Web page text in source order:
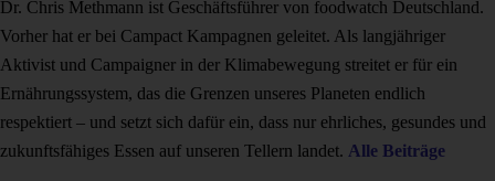
Dr. Chris Methmann ist Geschäftsführer von foodwatch Deutschland.
Vorher hat er bei Campact Kampagnen geleitet. Als langjähriger
Aktivist und Campaigner in der Klimabewegung streitet er für ein
Ernährungssystem, das die Grenzen unseres Planeten endlich
respektiert – und setzt sich dafür ein, dass nur ehrliches, gesundes und
zukunftsfähiges Essen auf unseren Tellern landet. Alle Beiträge